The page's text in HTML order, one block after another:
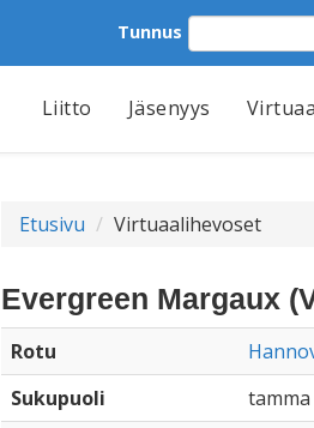
Tunnus
Liitto Jäsenyys
Etusivu Virtuaalihevoset
Evergreen Margaux
Rotu
Sukupuoli
tamma